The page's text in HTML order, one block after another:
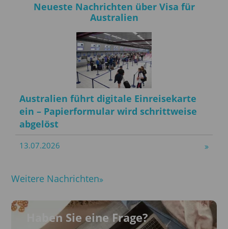
Neueste Nachrichten über Visa für
Australien
Australien führt digitale Einreisekarte
ein – Papierformular wird schrittweise
abgelöst
13.07.2026
Weitere Nachrichten
Haben Sie eine Frage?